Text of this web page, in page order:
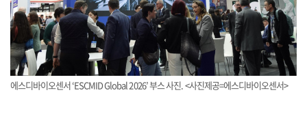
에스디바이오센서 ‘ESCMID Global 2026’ 부스 사진. <사진제공=에스디바이오센서>